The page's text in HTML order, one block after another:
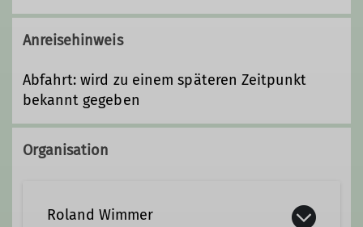
Anreisehinweis
Abfahrt: wird zu einem späteren Zeitpunkt
bekannt gegeben
Organisation
Roland Wimmer